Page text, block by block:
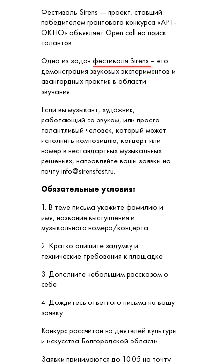
Фестиваль Sirens — проект, ставший
победителем грантового конкурса «АРТ-
ОКНО» объявляет Open call на поиск
талантов.
Одна из задач фестиваля Sirens – это
демонстрация звуковых экспериментов и
авангардных практик в области
звучания.
Если вы музыкант, художник,
работающий со звуком, или просто
талантливый человек, который может
исполнить композицию, концерт или
номер в нестандартных музыкальных
решениях, направляйте ваши заявки на
почтуinfo@sirensfest.ru.
Обязательные условия:
1. В теме письма укажите фамилию и
имя, название выступления и
музыкального номера/концерта
2. Кратко опишите задумку и
технические требования к площадке
3. Дополните небольшим рассказом о
себе
4. Дождитесь ответного письма на вашу
заявку
Конкурс рассчитан на деятелей культуры
и искусства Белгородской области
Заявки принимаются до 10.05 на почту